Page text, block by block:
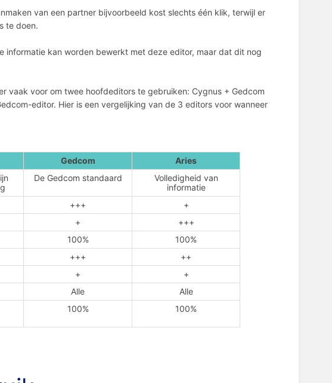
van een partner bijvoorbeeld kost slechts één klik, terwijl er
te doen.
informatie kan worden bewerkt met deze editor, maar dat dit nog
vaak voor om twee hoofdeditors te gebruiken: Cygnus + Gedcom
editor. Hier is een vergelijking van de 3 editors voor wanneer
Gedcom
Aries
De Gedcom standaard
Volledigheid van
informatie
+++
+
+
+++
100%
100%
+++
++
+
+
Alle
Alle
100% 100%